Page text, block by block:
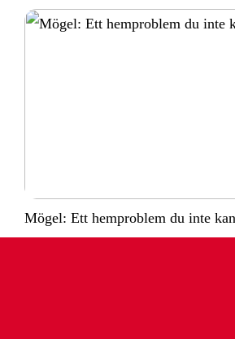
Mögel: Ett hemproblem du inte